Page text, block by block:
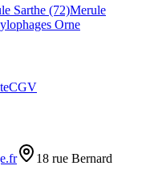
Sarthe (72)Merule
Orne
CGV
18 rue Bernard